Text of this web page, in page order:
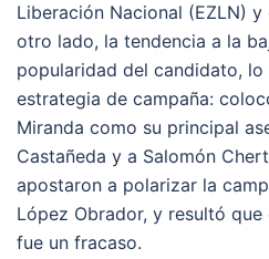
Liberación Nacional (EZLN)
otro lado, la tendencia a la
popularidad del candidato,
estrategia de campaña:
Miranda como su principal
Castañeda y a Salomón
apostaron a polarizar la
López Obrador, y resultó
fue un fracaso.